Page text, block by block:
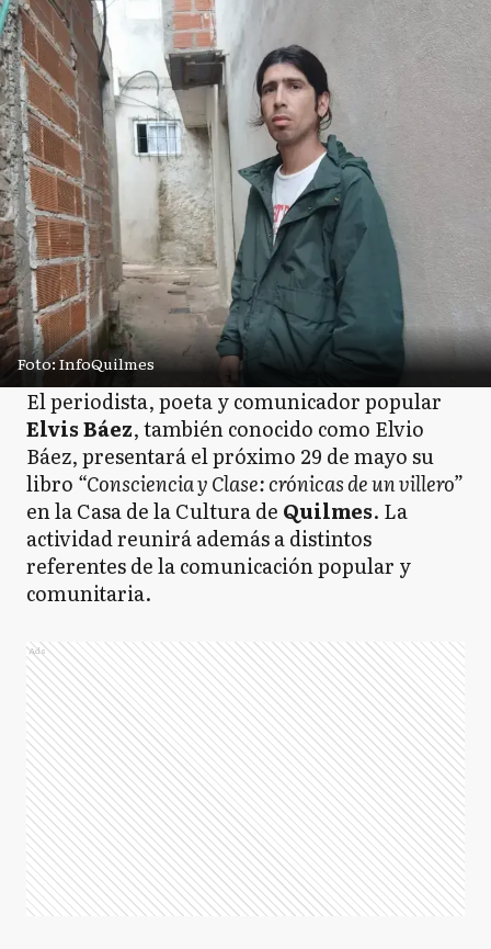
Foto: InfoQuilmes
El periodista, poeta y comunicador popular
Elvis Báez, también conocido como Elvio
Báez, presentará el próximo 29 de mayo su
libro “Consciencia y Clase: crónicas de un villero”
en la Casa de la Cultura de Quilmes. La
actividad reunirá además a distintos
referentes de la comunicación popular y
comunitaria.
Ads